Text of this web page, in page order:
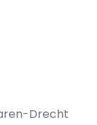
Drecht